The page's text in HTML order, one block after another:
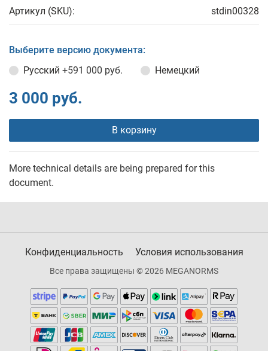
Артикул (SKU): stdin00328
Выберите версию документа:
Русский +591 000 руб. Немецкий
3 000 руб.
В корзину
More technical details are being prepared for this
document.
Конфиденциальность Условия использования
Все права защищены © 2026 MEGANORMS